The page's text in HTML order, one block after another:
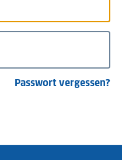
Passwort vergessen?